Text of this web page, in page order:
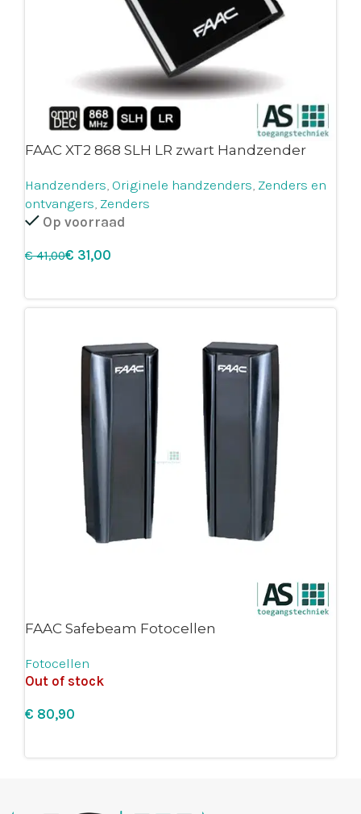
FAAC XT2 868 SLH LR zwart Handzender
Handzenders, Originele handzenders, Zenders en
ontvangers, Zenders
Op voorraad
€41,00€ 31,00
FAAC Safebeam Fotocellen
Fotocellen
Out of stock
€